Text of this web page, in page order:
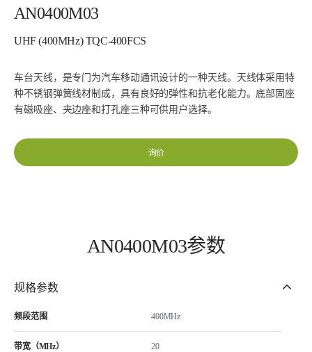
AN0400M03
UHF (400MHz) TQC-400FCS
车台天线，是专门为汽车移动通讯设计的一种天线。天线体采用特
种不锈钢弹簧线材制成，具有良好的弹性和抗老化能力。底部固座
有磁吸座、夹边座和打孔座三种可供用户选择。
询价
AN0400M03参数
规格参数
频段范围 400MHz
带宽（MHz） 20